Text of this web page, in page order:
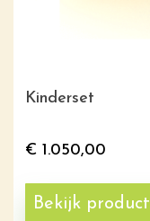
Kinderset
€ 1.050,00
Bekijk product